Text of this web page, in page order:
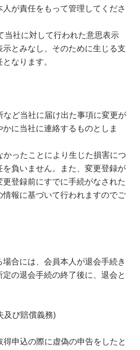
が責任をもって管理してくださ
当社に対して行われた意思表示
とみなし、そのために生じる支
なります。
など当社に届け出た事項に変更が
に当社に連絡するものとしま
かったことにより生じた損害につ
を負いません。また、変更登録が
登録前にすでに手続がなされた
報に基づいて行われますのでご
合には、会員本人が退会手続き
の退会手続の終了後に、退会と
及び賠償義務)
得申込の際に虚偽の申告をしたと